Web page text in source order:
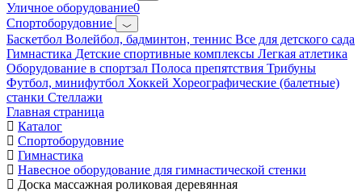
Уличное оборудование0
Спортоборудовние
Баскетбол Волейбол, бадминтон, теннис Все для детского сада
Гимнастика Детские спортивные комплексы Легкая атлетика
Оборудование в спортзал Полоса препятствия Трибуны
Футбол, минифутбол Хоккей Хореографические (балетные)
станки Стеллажи
Главная страница
Каталог
Спортоборудовние
Гимнастика
Навесное оборудование для гимнастической стенки
Доска массажная роликовая деревянная